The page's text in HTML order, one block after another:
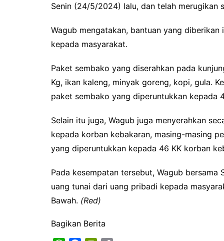
Senin (24/5/2024) lalu, dan telah merugikan
Wagub mengatakan, bantuan yang
kepada masyarakat.
Paket sembako yang diserahkan pada
Kg, ikan kaleng, minyak goreng, kopi, gula.
paket sembako yang diperuntukkan kepada
Selain itu juga, Wagub juga menyerahkan
kepada korban kebakaran, masing-masing
yang diperuntukkan kepada 46 KK korban
Pada kesempatan tersebut, Wagub
uang tunai dari uang pribadi kepada
Bawah. (Red)
Bagikan Berita